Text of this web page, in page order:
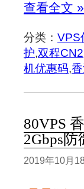
查看全文 »
分类： VPS
护,双程CN2
机优惠码,
80VPS
2Gbps防
2019年10月